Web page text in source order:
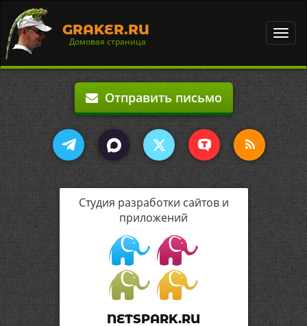
GRAKER.RU
Домовая страница
Отправить письмо
Студия разработки сайтов и
приложений
NETSPARK.RU